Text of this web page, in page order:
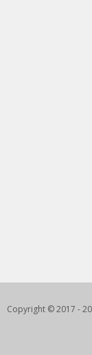
Copyright © 2017 -